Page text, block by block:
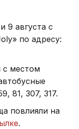
9 августа с
по адресу:
с местом
81, 307, 317.
повлияли на
.